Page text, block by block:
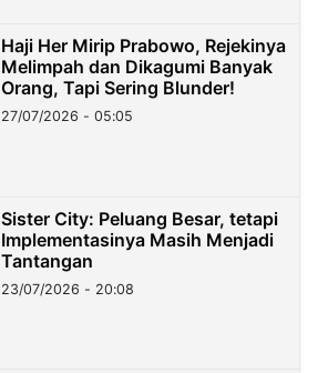
Haji Her Mirip Prabowo, Rejekinya
Melimpah dan Dikagumi Banyak
Orang, Tapi Sering Blunder!
27/07/2026 - 05:05
Sister City: Peluang Besar, tetapi
Implementasinya Masih Menjadi
Tantangan
23/07/2026 - 20:08